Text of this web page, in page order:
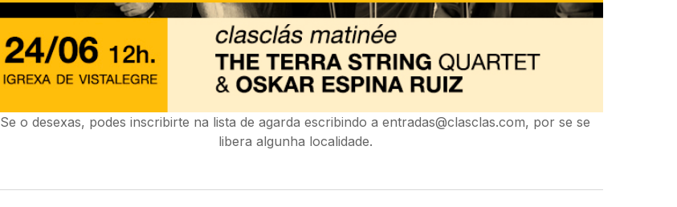
Se o desexas, podes inscribirte na lista de agarda escribindo a entradas@clasclas.com, por se se
libera algunha localidade.